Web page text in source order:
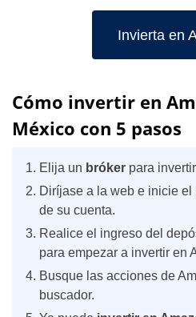
Invierta en
Cómo invertir en
México con 5 pasos
Elija un bróker para
Diríjase a la web e inicie el
de su cuenta.
Realice el ingreso del
para empezar a invertir en
Busque las acciones de
buscador.